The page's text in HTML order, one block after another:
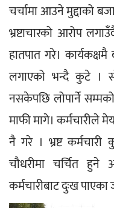
चर्चामा आउने मुद्दाको
भ्रष्टाचारको आरोप
हातपात गरे।
लगाएको भन्दै कुटे ।
नसकेपछि लोपार्ने
माफी मागे। कर्मचारीले
नै गरे । भ्रष्ट
चौधरीमा चर्चित
कर्मचारीबाट दुःख